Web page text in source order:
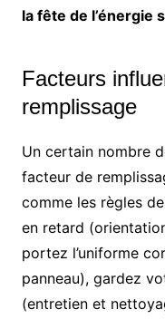
la fête de l’énergie
Facteurs
remplissage
Un certain nombre
facteur de
comme les règles
en retard
portez l’uniforme
panneau), gardez
(entretien et